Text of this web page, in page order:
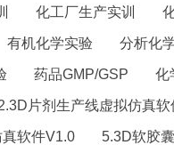
化工厂生产实训
有机化学实验 分析化
药品GMP/GSP 化
片剂生产线虚拟仿真软
软件V1.0 5.3D软胶